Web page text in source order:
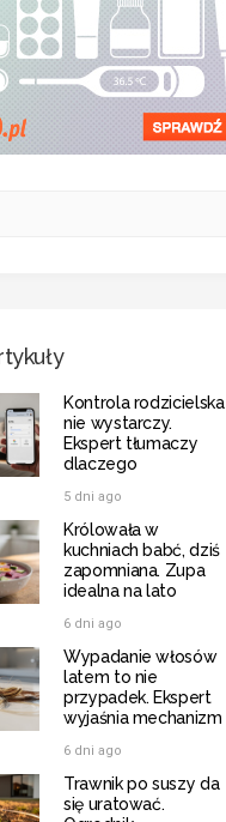
Kontrola rodzicielska
nie wystarczy.
Ekspert tłumaczy
dlaczego
5 dni ago
Królowała w
kuchniach babć, dziś
zapomniana. Zupa
idealna na lato
6 dni ago
Wypadanie włosów
latem to nie
przypadek. Ekspert
wyjaśnia mechanizm
6 dni ago
Trawnik po suszy da
się uratować.